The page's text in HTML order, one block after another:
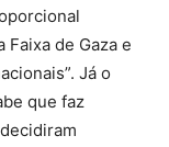
de Gaza e
Já o
que faz